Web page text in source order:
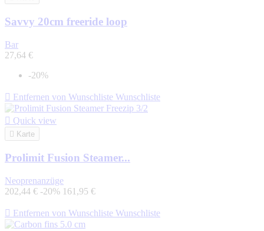
Savvy 20cm freeride loop
Bar
27,64 €
-20%
 Entfernen von Wunschliste Wunschliste
 Quick view
 Karte
Prolimit Fusion Steamer...
Neoprenanzüge
202,44 € -20% 161,95 €
 Entfernen von Wunschliste Wunschliste